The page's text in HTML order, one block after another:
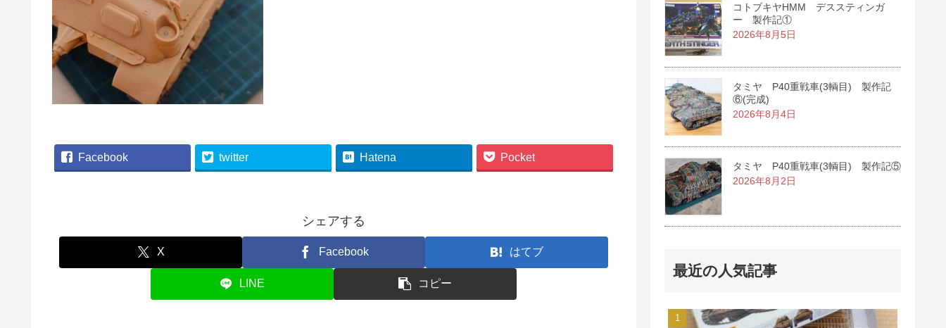
Facebook twitter Hatena Pocket
シェアする
X Facebook はてブ
LINE コピー
コトブキヤHMM デススティンガ
ー 製作記①
2026年8月5日
タミヤ P40重戦車(3輌目) 製作記
⑥(完成)
2026年8月4日
タミヤ P40重戦車(3輌目) 製作記⑤
2026年8月2日
最近の人気記事